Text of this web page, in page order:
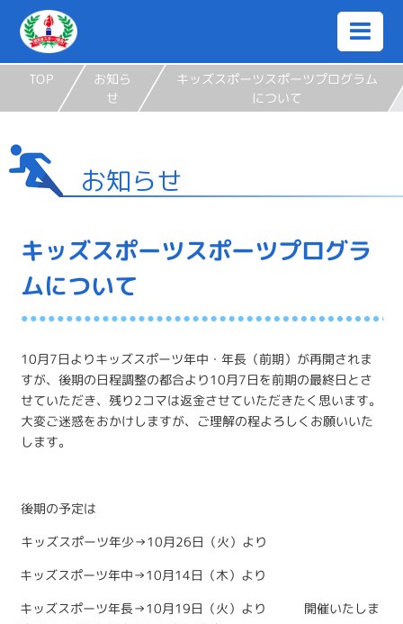
TOP
お知ら
せ
キッズスポーツスポーツプログラム
について
お知らせ
キッズスポーツスポーツプログラ
ムについて
10月7日よりキッズスポーツ年中・年長（前期）が再開されま
すが、後期の日程調整の都合より10月7日を前期の最終日とさ
せていただき、残り2コマは返金させていただきたく思います。
大変ご迷惑をおかけしますが、ご理解の程よろしくお願いいた
します。
後期の予定は
キッズスポーツ年少→10月26日（火）より
キッズスポーツ年中→10月14日（木）より
キッズスポーツ年長→10月19日（火）より 開催いたしま